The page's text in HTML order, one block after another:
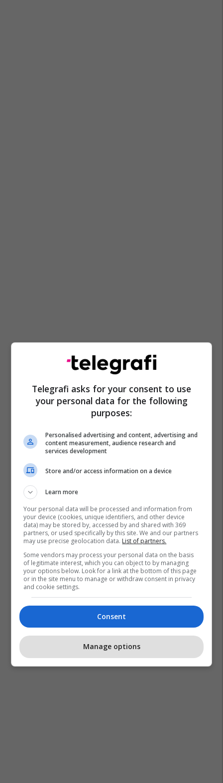
Inter Fernando Llorente Transferimet
Napoli
Serie A
Telegrafi asks for your consent to use
your personal data for the following
purposes:
Personalised advertising and content, advertising and
content measurement, audience research and
services development
Store and/or access information on a device
Learn more
Your personal data will be processed and information from
your device (cookies, unique identifiers, and other device
data) may be stored by, accessed by and shared with 369
partners, or used specifically by this site. We and our partners
may use precise geolocation data. List of partners.
Some vendors may process your personal data on the basis
of legitimate interest, which you can object to by managing
your options below. Look for a link at the bottom of this page
or in the site menu to manage or withdraw consent in privacy
and cookie settings.
Consent
Manage options